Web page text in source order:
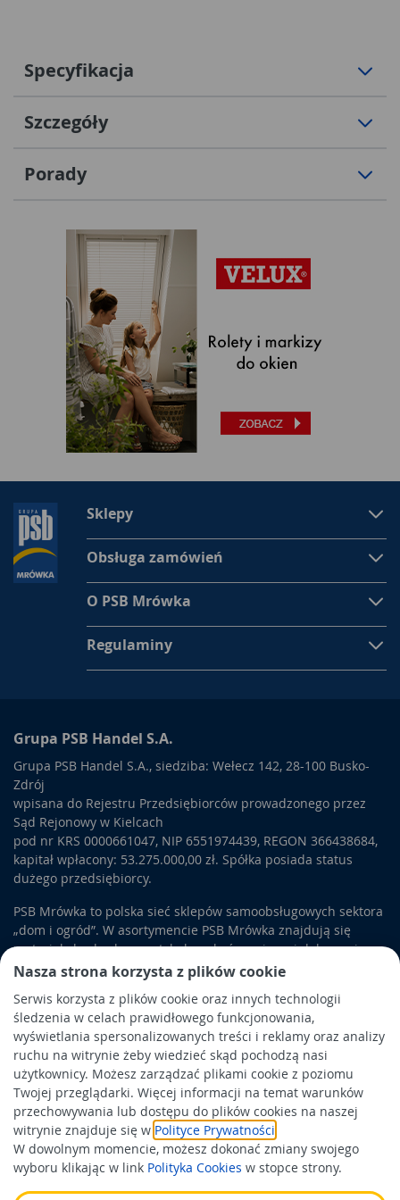
Nasza strona korzysta z plików cookie
Serwis korzysta z plików cookie oraz innych technologii
śledzenia w celach prawidłowego funkcjonowania,
wyświetlania spersonalizowanych treści i reklamy oraz analizy
ruchu na witrynie żeby wiedzieć skąd pochodzą nasi
użytkownicy. Możesz zarządzać plikami cookie z poziomu
Twojej przeglądarki. Więcej informacji na temat warunków
przechowywania lub dostępu do plików cookies na naszej
witrynie znajduje się w Polityce Prywatności
W dowolnym momencie, możesz dokonać zmiany swojego
wyboru klikając w link Polityka Cookies w stopce strony.
Specyfikacja
Szczegóły
Porady
Sklepy
Obsługa zamówień
O PSB Mrówka
Regulaminy
Grupa PSB Handel S.A.
Grupa PSB Handel S.A., siedziba: Wełecz 142, 28-100 Busko-
Zdrój
wpisana do Rejestru Przedsiębiorców prowadzonego przez
Sąd Rejonowy w Kielcach
pod nr KRS 0000661047, NIP 6551974439, REGON 366438684,
kapitał wpłacony: 53.275.000,00 zł. Spółka posiada status
dużego przedsiębiorcy.
PSB Mrówka to polska sieć sklepów samoobsługowych sektora
„dom i ogród”. W asortymencie PSB Mrówka znajdują się
materiały budowlane, artykuły wykończeniowe i dekoracyjne,
wyposażenie łazienek i kuchni, elektronarzędzia, a także
Obowiązek informacyjny
Polityka prywatności
Polityka Cookies
Odbiór zużytego sprzętu
Wspierają nas: